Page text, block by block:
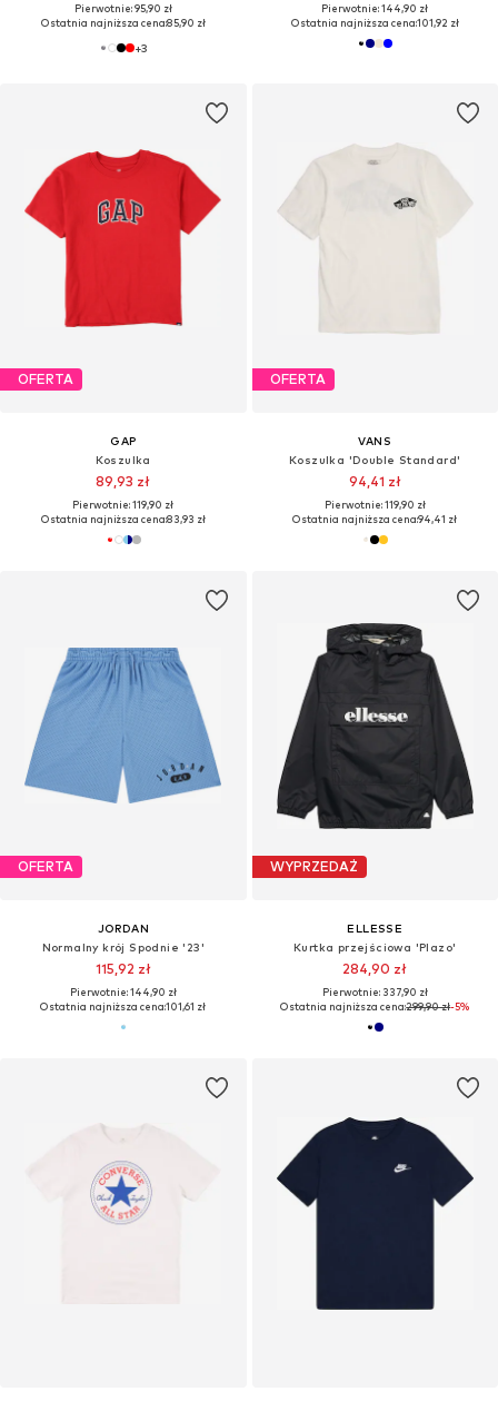
Pierwotnie: 95,90 zł
Ostatnia najniższa cena:85,90 zł
+3
Pierwotnie: 144,90 zł
Ostatnia najniższa cena:101,92 zł
OFERTA
GAP
Koszulka
89,93 zł
Pierwotnie: 119,90 zł
Ostatnia najniższa cena:83,93 zł
OFERTA
VANS
Koszulka 'Double Standard'
94,41 zł
Pierwotnie: 119,90 zł
Ostatnia najniższa cena:94,41 zł
OFERTA
JORDAN
Normalny krój Spodnie '23'
115,92 zł
Pierwotnie: 144,90 zł
Ostatnia najniższa cena:101,61 zł
WYPRZEDAŻ
ELLESSE
Kurtka przejściowa 'Plazo'
284,90 zł
Pierwotnie: 337,90 zł
Ostatnia najniższa cena:299,90 zł-5%